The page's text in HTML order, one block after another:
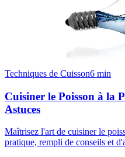
Techniques de Cuisson6 min
Cuisiner le Poisson à la
Astuces
Maîtrisez l'art de cuisiner le
pratique, rempli de conseils et